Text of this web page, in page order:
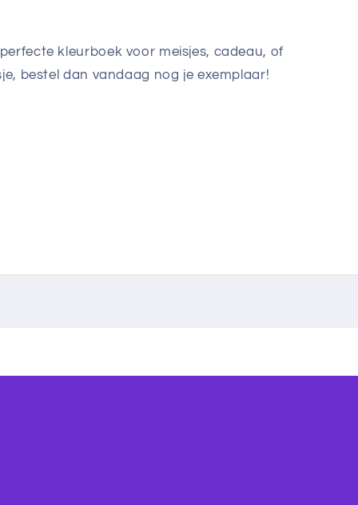
kleurboek voor meisjes, cadeau, of
bestel dan vandaag nog je exemplaar!